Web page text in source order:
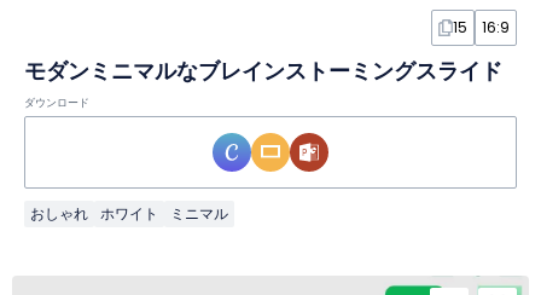
15 16:9
モダンミニマルなブレインストーミングスライド
ダウンロード
おしゃれ ホワイト ミニマル